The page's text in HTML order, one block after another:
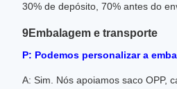
30% de depósito, 70% antes do
9Embalagem e transporte
P: Podemos personalizar a
A: Sim. Nós apoiamos saco OPP,